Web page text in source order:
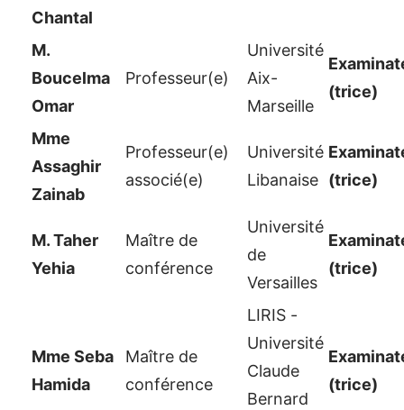
Chantal
M.
Boucelma
Omar
Professeur(e)
Université
Aix-
Marseille
(trice)
Mme
Assaghir
Zainab
Professeur(e)
associé(e)
Université
Libanaise (trice)
M. Taher
Yehia
Maître de
conférence
Université
de
Versailles
(trice)
Mme Seba
Hamida
Maître de
conférence
LIRIS -
Université
Claude
Bernard
(trice)